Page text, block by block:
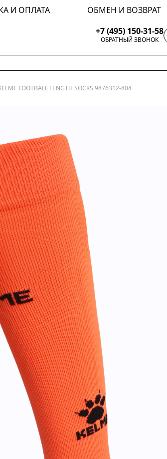
И ОПЛАТА ОБМЕН И ВОЗВРАТ
+7 (495) 150-31-58
ОБРАТНЫЙ ЗВОНОК
FOOTBALL LENGTH SOCKS 9876312-804